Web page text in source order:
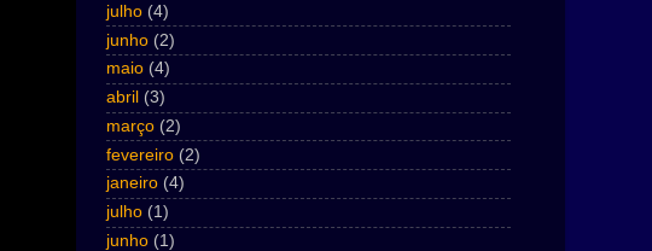
julho (4)
junho (2)
maio (4)
abril (3)
março (2)
fevereiro (2)
janeiro (4)
julho (1)
junho (1)